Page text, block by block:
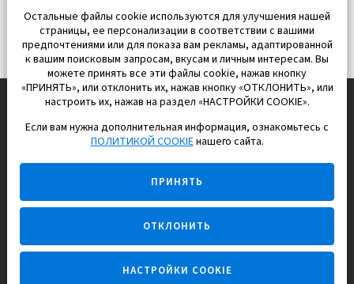
EUROPISOL 2002 S.L.
Строим и продаем дома
для счастливой жизни в Испании
Остальные файлы cookie используются для улучшения нашей
страницы, ее персонализации в соответствии с вашими
предпочтениями или для показа вам рекламы, адаптированной
к вашим поисковым запросам, вкусам и личным интересам. Вы
можете принять все эти файлы cookie, нажав кнопку
«ПРИНЯТЬ», или отклонить их, нажав кнопку «ОТКЛОНИТЬ», или
настроить их, нажав на раздел «НАСТРОЙКИ COOKIE».
Если вам нужна дополнительная информация, ознакомьтесь с
ПОЛИТИКОЙ COOKIEнашего сайта.
ПРИНЯТЬ
ОТКЛОНИТЬ
НАСТРОЙКИ COOKIE